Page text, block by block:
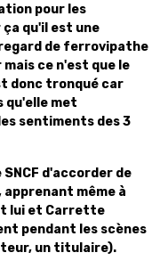
pour les
qu'il est une
de ferrovipathe
ce n'est que le
donc tronqué car
qu'elle met
sentiments des 3
d'accorder de
apprenant même à
lui et Carrette
pendant les scènes
un titulaire).